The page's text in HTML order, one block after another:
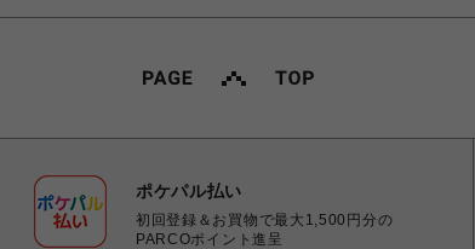
ポケパル払い
初回登録＆お買物で最大1,500円分の
PARCOポイント進呈